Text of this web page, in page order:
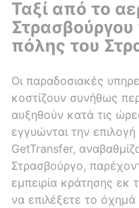
Ταξί από το
πόλης του
Οι παραδοσιακές
κοστίζουν συνήθως
αυξηθούν κατά τις
εγγυώνται την
GetTransfer,
Στρασβούργο,
εμπειρία κράτησης εκ
να επιλέξετε το